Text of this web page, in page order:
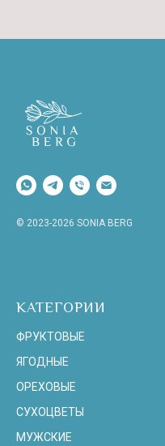
© 2023-2026 SONIA BERG
КАТЕГОРИИ
ФРУКТОВЫЕ
ЯГОДНЫЕ
ОРЕХОВЫЕ
СУХОЦВЕТЫ
МУЖСКИЕ